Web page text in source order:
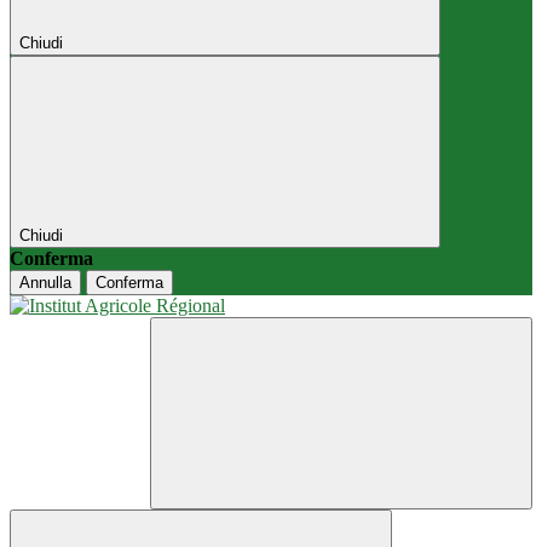
Chiudi
Chiudi
Conferma
Annulla Conferma